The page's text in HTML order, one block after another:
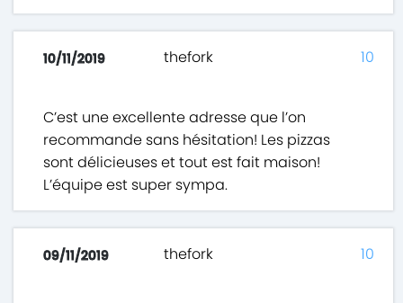
10/11/2019 thefork
C’est une excellente adresse que l’on
recommande sans hésitation! Les pizzas
sont délicieuses et tout est fait maison!
L’équipe est super sympa.
10
09/11/2019 thefork 10